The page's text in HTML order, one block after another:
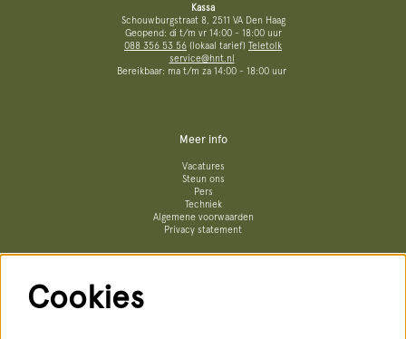
Kassa
Schouwburgstraat 8, 2511 VA Den Haag
Geopend: di t/m vr 14:00 - 18:00 uur
088 356 53 56 (lokaal tarief) Teletolk
service@hnt.nl
Bereikbaar: ma t/m za 14:00 - 18:00 uur
Meer info
Vacatures
Steun ons
Pers
Techniek
Algemene voorwaarden
Privacy statement
Cookies